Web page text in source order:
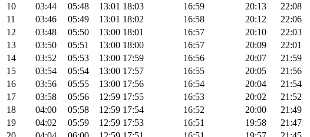
10
03:44 05:48 13:01 18:03 16:59 20:13
22:08
11
03:46 05:49 13:01 18:02 16:58 20:12
22:06
12
03:48 05:50 13:00 18:01 16:57 20:10
22:03
13
03:50 05:51 13:00 18:00 16:57 20:09
22:01
14
03:52 05:53 13:00 17:59 16:56 20:07
21:59
15
03:54 05:54 13:00 17:57 16:55 20:05
21:56
16
03:56 05:55 13:00 17:56 16:54 20:04
21:54
17
03:58 05:56 12:59 17:55 16:53 20:02
21:52
18
04:00 05:58 12:59 17:54 16:52 20:00
21:49
19
04:02 05:59 12:59 17:53 16:51 19:58
21:47